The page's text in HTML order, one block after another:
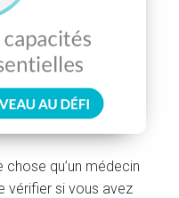
chose qu’un médecin
vérifier si vous avez